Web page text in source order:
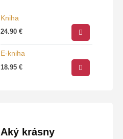
Kniha
24.90€
E-kniha
18.95€
Aký krásny